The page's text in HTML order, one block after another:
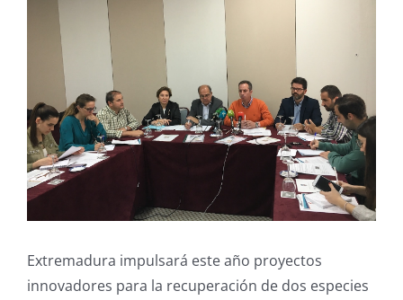
Extremadura impulsará este año proyectos
innovadores para la recuperación de dos especies